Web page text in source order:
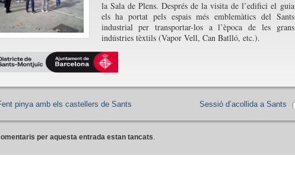
la Sala de Plens. Després de la visita de l’edifici el guia
els ha portat pels espais més emblemàtics del Sants
industrial per transportar-los a l’època de les grans
indústries tèxtils (Vapor Vell, Can Batlló, etc.).
Sessió d’acollida a Sants
pinya amb els castellers de Sants
per aquesta entrada estan tancats.